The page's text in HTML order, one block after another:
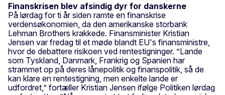
Finanskrisen blev afsindig dyr for danskerne
På lørdag for ti år siden ramte en finanskrise
verdensøkonomien, da den amerikanske storbank
Lehman Brothers krakkede. Finansminister Kristian
Jensen var fredag til et møde blandt EU's finansministre,
hvor de debattere risikoen ved rentestigninger. ”Lande
som Tyskland, Danmark, Frankrig og Spanien har
strammet op på deres lånepolitik og finanspolitik, så de
kan klare en rentestigning, men enkelte lande er
udfordret,” fortæller Kristian Jensen ifølge Politiken lørdag